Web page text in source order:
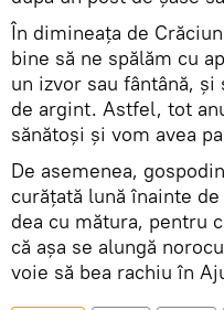
În dimineaţa de Crăciun
bine să ne spălăm cu
un izvor sau fântână, și
de argint. Astfel, tot
sănătoși şi vom avea
De asemenea,
curățată lună înainte
dea cu mătura, pentru
că așa se alungă
voie să bea rachiu în